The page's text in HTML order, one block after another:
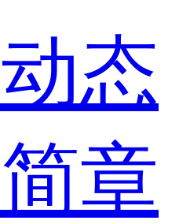
态
章